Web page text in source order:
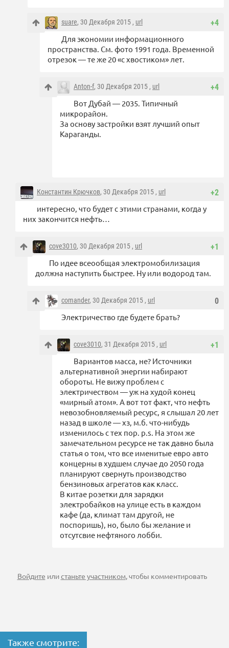
+4
suare, 30 Декабря 2015 , url
Для экономии информационного
пространства. См. фото 1991 года. Временной
отрезок — те же 20 «с хвостиком» лет.
+4
Anton-f, 30 Декабря 2015 , url
Вот Дубай — 2035. Типичный
микрорайон.
За основу застройки взят лучший опыт
Караганды.
+2
Константин Крючков, 30 Декабря 2015 , url
интересно, что будет с этими странами, когда у
них закончится нефть…
+1
cove3010, 30 Декабря 2015 , url
По идее всеообщая электромобилизация
должна наступить быстрее. Ну или водород там.
0
comander, 30 Декабря 2015 , url
Электричество где будете брать?
+1
cove3010, 31 Декабря 2015 , url
Вариантов масса, не? Источники
альтернативной энергии набирают
обороты. Не вижу проблем с
электричеством — уж на худой конец
«мирный атом». А вот тот факт, что нефть
невозобновляемый ресурс, я слышал 20 лет
назад в школе — хз, м.б. что-нибудь
изменилось с тех пор. p.s. На этом же
замечательном ресурсе не так давно была
статья о том, что все именитые евро авто
концерны в худшем случае до 2050 года
планируют свернуть производство
бензиновых агрегатов как класс.
В китае розетки для зарядки
электробайков на улице есть в каждом
кафе (да, климат там другой, не
поспоришь), но, было бы желание и
отсутсвие нефтяного лобби.
Войдите илистаньте участником , чтобы комментировать
Также смотрите: